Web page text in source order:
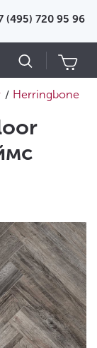
(495) 720 95 96
/ Herringbone